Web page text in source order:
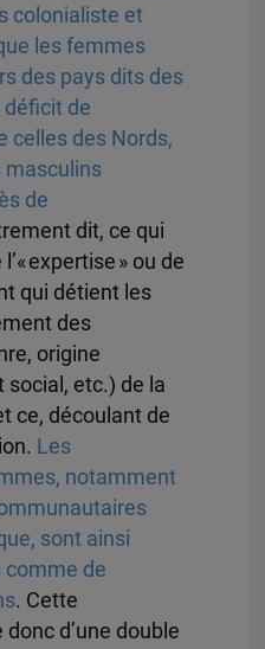
colonialiste et
les femmes
des pays dits des
déficit de
celles des Nords,
masculins
de
dit, ce qui
expertise » ou de
qui détient les
des
origine
etc.) de la
ce, découlant de
Les
notamment
sont ainsi
comme de
. Cette
d’une double